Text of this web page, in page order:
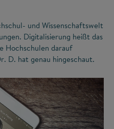
und Wissenschaftswelt
Digitalisierung heißt das
Hochschulen darauf
D. hat genau hingeschaut.